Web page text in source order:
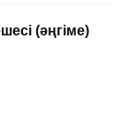
(әңгіме)